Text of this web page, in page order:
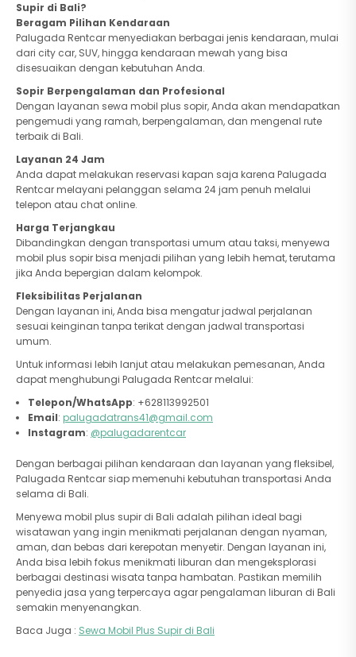
Supir di Bali?
Beragam Pilihan Kendaraan
Palugada Rentcar menyediakan berbagai jenis kendaraan, mulai
dari city car, SUV, hingga kendaraan mewah yang bisa
disesuaikan dengan kebutuhan Anda.
Sopir Berpengalaman dan Profesional
Dengan layanan sewa mobil plus sopir, Anda akan mendapatkan
pengemudi yang ramah, berpengalaman, dan mengenal rute
terbaik di Bali.
Layanan 24 Jam
Anda dapat melakukan reservasi kapan saja karena Palugada
Rentcar melayani pelanggan selama 24 jam penuh melalui
telepon atau chat online.
Harga Terjangkau
Dibandingkan dengan transportasi umum atau taksi, menyewa
mobil plus sopir bisa menjadi pilihan yang lebih hemat, terutama
jika Anda bepergian dalam kelompok.
Fleksibilitas Perjalanan
Dengan layanan ini, Anda bisa mengatur jadwal perjalanan
sesuai keinginan tanpa terikat dengan jadwal transportasi
umum.
Untuk informasi lebih lanjut atau melakukan pemesanan, Anda
dapat menghubungi Palugada Rentcar melalui:
Telepon/WhatsApp: +628113992501
Email: palugadatrans41@gmail.com
Instagram: @palugadarentcar
Dengan berbagai pilihan kendaraan dan layanan yang fleksibel,
Palugada Rentcar siap memenuhi kebutuhan transportasi Anda
selama di Bali.
Menyewa mobil plus supir di Bali adalah pilihan ideal bagi
wisatawan yang ingin menikmati perjalanan dengan nyaman,
aman, dan bebas dari kerepotan menyetir. Dengan layanan ini,
Anda bisa lebih fokus menikmati liburan dan mengeksplorasi
berbagai destinasi wisata tanpa hambatan. Pastikan memilih
penyedia jasa yang terpercaya agar pengalaman liburan di Bali
semakin menyenangkan.
Baca Juga : Sewa Mobil Plus Supir di Bali